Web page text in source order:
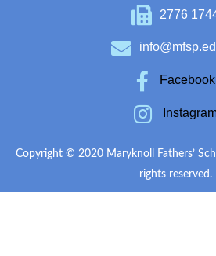
2776
Facebook
Copyright © 2020 Maryknoll Fathers’
rights reserved.